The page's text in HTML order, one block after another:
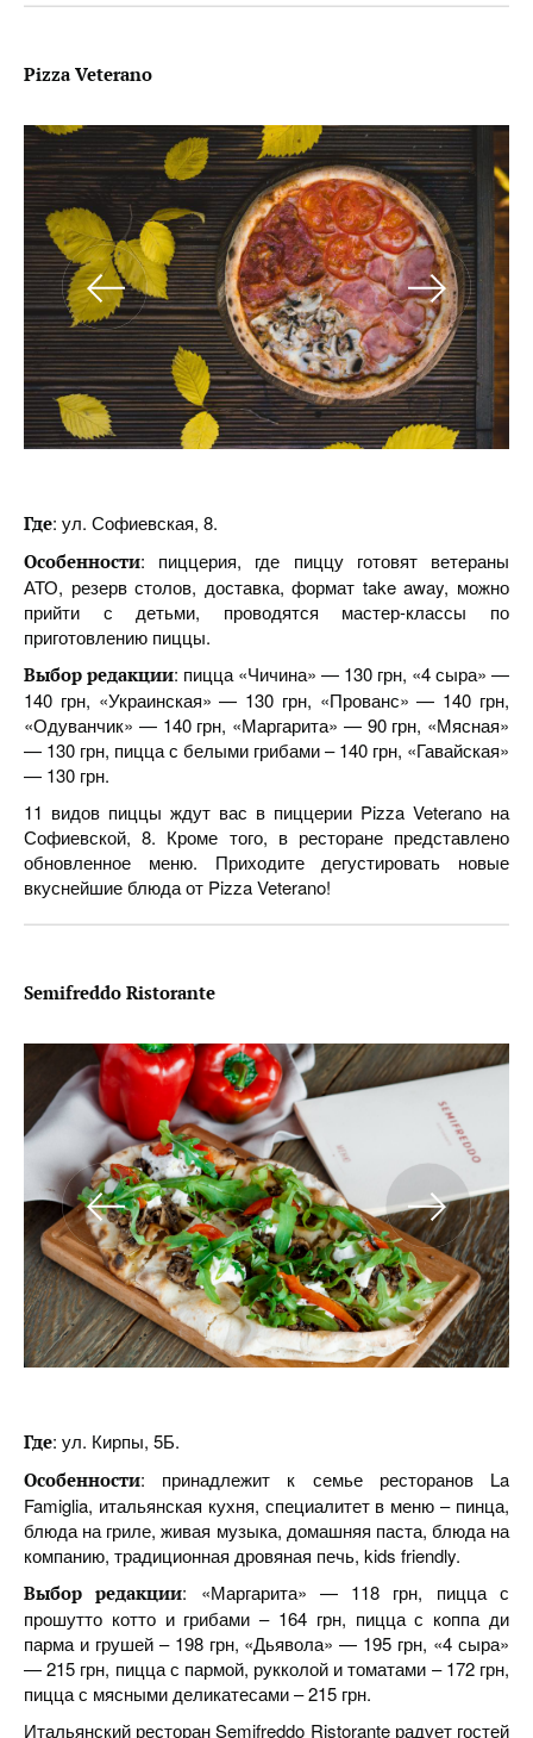
Pizza Veterano
Где: ул. Софиевская, 8.
Особенности: пиццерия, где пиццу готовят ветераны
АТО, резерв столов, доставка, формат take away, можно
прийти с детьми, проводятся мастер-классы по
приготовлению пиццы.
Выбор редакции: пицца «Чичина» — 130 грн, «4 сыра» —
140 грн, «Украинская» — 130 грн, «Прованс» — 140 грн,
«Одуванчик» — 140 грн, «Маргарита» — 90 грн, «Мясная»
— 130 грн, пицца с белыми грибами – 140 грн, «Гавайская»
— 130 грн.
11 видов пиццы ждут вас в пиццерии Pizza Veterano на
Софиевской, 8. Кроме того, в ресторане представлено
обновленное меню. Приходите дегустировать новые
вкуснейшие блюда от Pizza Veterano!
Semifreddo Ristorante
Где: ул. Кирпы, 5Б.
Особенности: принадлежит к семье ресторанов La
Famiglia, итальянская кухня, специалитет в меню – пинца,
блюда на гриле, живая музыка, домашняя паста, блюда на
компанию, традиционная дровяная печь, kids friendly.
Выбор редакции: «Маргарита» — 118 грн, пицца с
прошутто котто и грибами – 164 грн, пицца с коппа ди
парма и грушей – 198 грн, «Дьявола» — 195 грн, «4 сыра»
— 215 грн, пицца с пармой, рукколой и томатами – 172 грн,
пицца с мясными деликатесами – 215 грн.
Итальянский ресторан Semifreddo Ristorante радует гостей